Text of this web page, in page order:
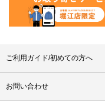
ご利用ガイド/初めての方へ
お問い合わせ